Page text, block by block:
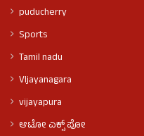
puducherry
Sports
Tamil nadu
VIjayanagara
vijayapura
ಆಟೋ ಎಕ್ಸ್ ಪೋ